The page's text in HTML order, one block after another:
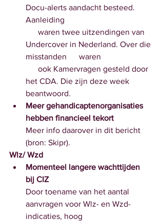
Docu-alerts aandacht besteed.
Aanleiding
Undercover in Nederland. Over die
misstanden      waren
het CDA. Die zijn deze week
beantwoord.
Meer gehandicaptenorganisaties
hebben financieel tekort
Meer info daarover in dit bericht
(bron: Skipr).
Wlz/ Wzd
Momenteel langere wachttijden
bij CIZ
Door toename van het aantal
aanvragen voor Wlz- en Wzd-
indicaties, hoog